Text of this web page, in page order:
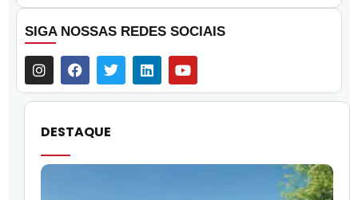
SIGA NOSSAS REDES SOCIAIS
DESTAQUE